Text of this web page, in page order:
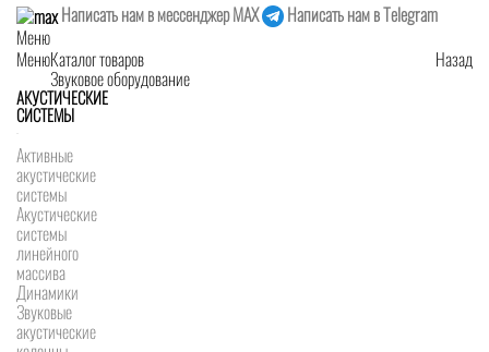
Написать нам в мессенджер MAX
Написать нам в Telegram
Меню
Меню
Назад
Каталог товаров
Звуковое оборудование
АКУСТИЧЕСКИЕ
СИСТЕМЫ
Активные
акустические
системы
Акустические
системы
линейного
массива
Динамики
Звуковые
акустические